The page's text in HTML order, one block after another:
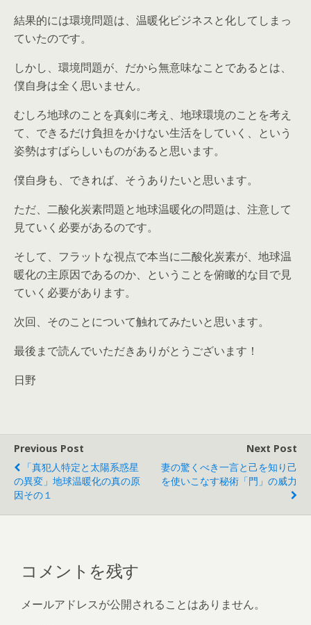
結果的には環境問題は、温暖化ビジネスと化してしまっ
ていたのです。
しかし、環境問題が、だから無意味なことであるとは、
僕自身は全く思いません。
むしろ地球のことを真剣に考え、地球環境のことを考え
て、できるだけ負担をかけない生活をしていく、という
姿勢はすばらしいものがあると思います。
僕自身も、できれば、そうありたいと思います。
ただ、二酸化炭素問題と地球温暖化の問題は、注意して
見ていく必要があるのです。
そして、フラットな視点で本当に二酸化炭素が、地球温
暖化の主原因であるのか、ということを俯瞰的な目で見
ていく必要があります。
次回、そのことについて触れてみたいと思います。
最後まで読んでいただきありがとうございます！
日野
Previous Post
「真犯人特定と太陽系惑星
の異変」地球温暖化の真の原
因その１
Next Post
妻の驚くべき一言と己を知り己
を使いこなす秘術「門」の威力
コメントを残す
メールアドレスが公開されることはありません。